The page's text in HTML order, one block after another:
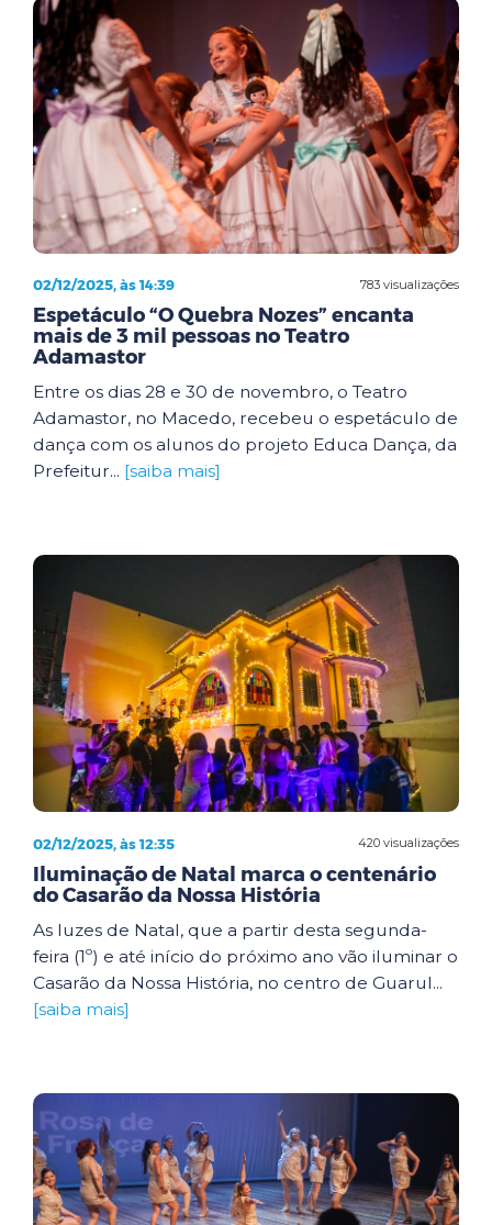
783 visualizações
02/12/2025, às 14:39
Espetáculo “O Quebra Nozes” encanta
mais de 3 mil pessoas no Teatro
Adamastor
Entre os dias 28 e 30 de novembro, o Teatro
Adamastor, no Macedo, recebeu o espetáculo de
dança com os alunos do projeto Educa Dança, da
Prefeitur... [saiba mais]
420 visualizações
02/12/2025, às 12:35
Iluminação de Natal marca o centenário
do Casarão da Nossa História
As luzes de Natal, que a partir desta segunda-
feira (1º) e até início do próximo ano vão iluminar o
Casarão da Nossa História, no centro de Guarul...
[saiba mais]